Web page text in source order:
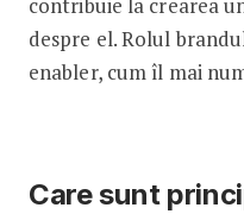
contribuie la crearea
despre el. Rolul
enabler, cum îl mai
Care sunt